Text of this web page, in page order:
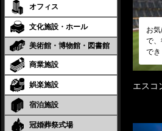
オフィス
文化施設・ホール
美術館・博物館・図書館
商業施設
娯楽施設
宿泊施設
冠婚葬祭式場
お
で
で
エスコ